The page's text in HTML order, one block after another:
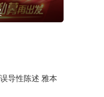
导性陈述 雅本